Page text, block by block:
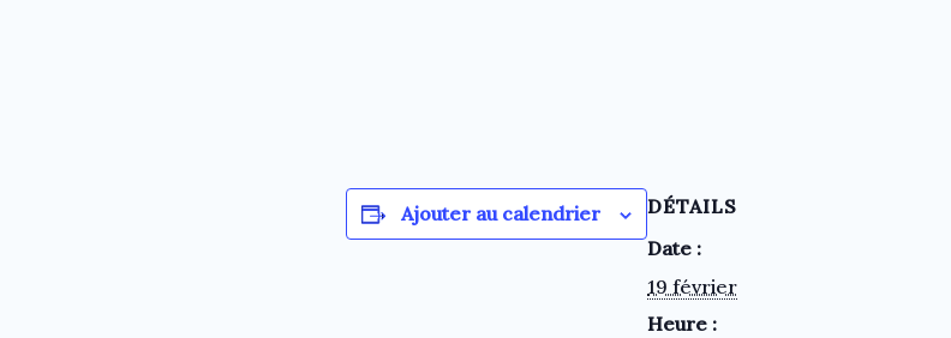
Ajouter au calendrier
DÉTAILS
Date :
19 février
Heure :